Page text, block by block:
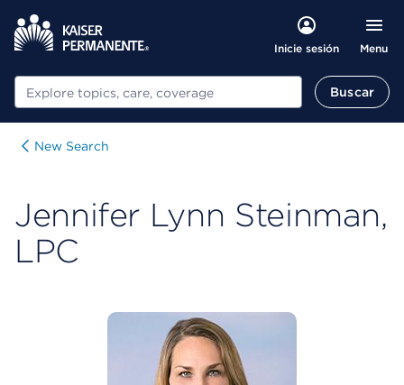
Inicie sesión Menu
Buscar Buscar
New Search
Jennifer Lynn Steinman,
LPC